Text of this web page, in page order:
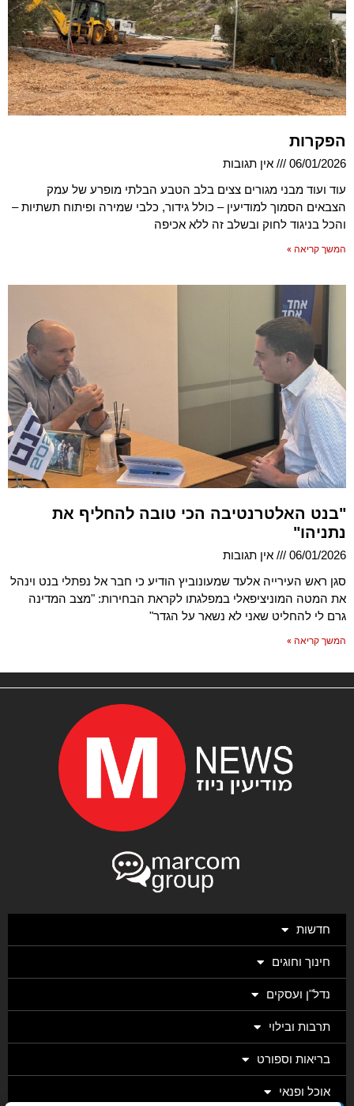
הפקרות
06/01/2026
אין תגובות
עוד ועוד מבני מגורים צצים בלב הטבע הבלתי מופרע של עמק
הצבאים הסמוך למודיעין – כולל גידור, כלבי שמירה ופיתוח תשתיות –
והכל בניגוד לחוק ובשלב זה ללא אכיפה
המשך קריאה »
"בנט האלטרנטיבה הכי טובה להחליף את
נתניהו"
06/01/2026
אין תגובות
סגן ראש העירייה אלעד שמעונוביץ הודיע כי חבר אל נפתלי בנט וינהל
את המטה המוניציפאלי במפלגתו לקראת הבחירות: "מצב המדינה
גרם לי להחליט שאני לא נשאר על הגדר"
המשך קריאה »
חדשות
חינוך וחוגים
נדל"ן ועסקים
תרבות ובילוי
בריאות וספורט
אוכל ופנאי